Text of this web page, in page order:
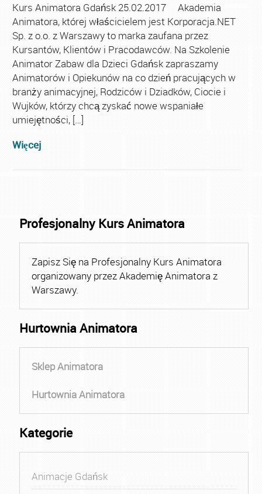
Kurs Animatora Gdańsk 25.02.2017 Akademia
Animatora, której właścicielem jest Korporacja.NET
Sp. z o.o. z Warszawy to marka zaufana przez
Kursantów, Klientów i Pracodawców. Na Szkolenie
Animator Zabaw dla Dzieci Gdańsk zapraszamy
Animatorów i Opiekunów na co dzień pracujących w
branży animacyjnej, Rodziców i Dziadków, Ciocie i
Wujków, którzy chcą zyskać nowe wspaniałe
umiejętności, […]
Więcej
Profesjonalny Kurs Animatora
Zapisz Się na Profesjonalny Kurs Animatora
organizowany przez Akademię Animatora z
Warszawy.
Hurtownia Animatora
Sklep Animatora
Hurtownia Animatora
Kategorie
Animacje Gdańsk